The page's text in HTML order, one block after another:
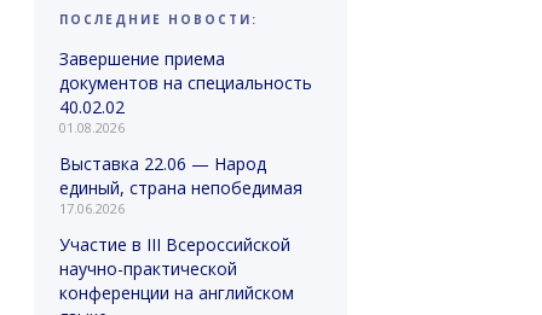
ПОСЛЕДНИЕ НОВОСТИ:
Завершение приема
документов на специальность
40.02.02
01.08.2026
Выставка 22.06 — Народ
единый, страна непобедимая
17.06.2026
Участие в III Всероссийской
научно-практической
конференции на английском